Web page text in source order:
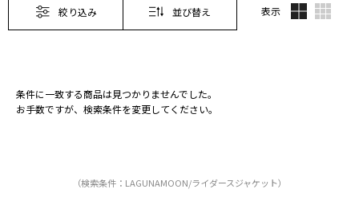
絞り込み 並び替え 表示
条件に一致する商品は見つかりませんでした。
お手数ですが、検索条件を変更してください。
（検索条件：LAGUNAMOON/ライダースジャケット）